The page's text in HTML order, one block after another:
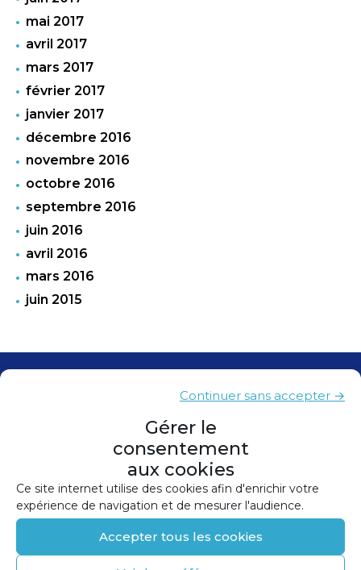
Gérer le
consentement
aux cookies
Ce site internet utilise des cookies afin d'enrichir votre
expérience de navigation et de mesurer l'audience.
Accepter tous les cookies
Continuer sans accepter →
mai 2017
avril 2017
mars 2017
février 2017
janvier 2017
décembre 2016
novembre 2016
octobre 2016
septembre 2016
juin 2016
avril 2016
mars 2016
juin 2015
Mentions légales
Politique de confidentialité
Politique de cookies (UE)